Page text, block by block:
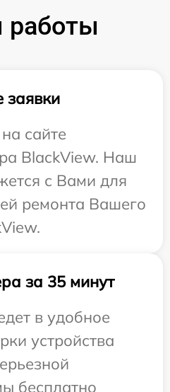
работы
сайте
BlackView. Наш
с Вами для
ремонта Вашего
за 35 минут
в удобное
устройства
бесплатно